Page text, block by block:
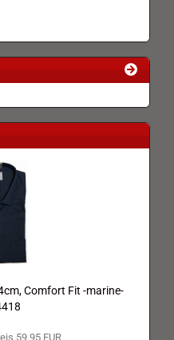
Comfort Fit -marine-
59,95 EUR